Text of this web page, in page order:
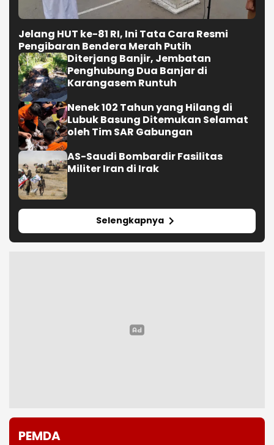
Jelang HUT ke-81 RI, Ini Tata Cara Resmi
Pengibaran Bendera Merah Putih
Diterjang Banjir, Jembatan
Penghubung Dua Banjar di
Karangasem Runtuh
Nenek 102 Tahun yang Hilang di
Lubuk Basung Ditemukan Selamat
oleh Tim SAR Gabungan
AS-Saudi Bombardir Fasilitas
Militer Iran di Irak
Selengkapnya
PEMDA